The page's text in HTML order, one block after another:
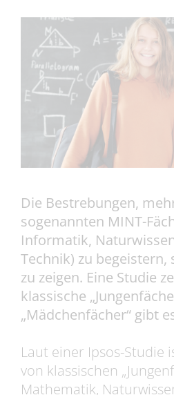
Die Bestrebungen,
sogenannten MINT-
Informatik,
Technik) zu begeistern,
zu zeigen. Eine Studie
klassische
„Mädchenfächer“ gibt
Laut einer Ipsos-Studie
von klassischen
Mathematik,